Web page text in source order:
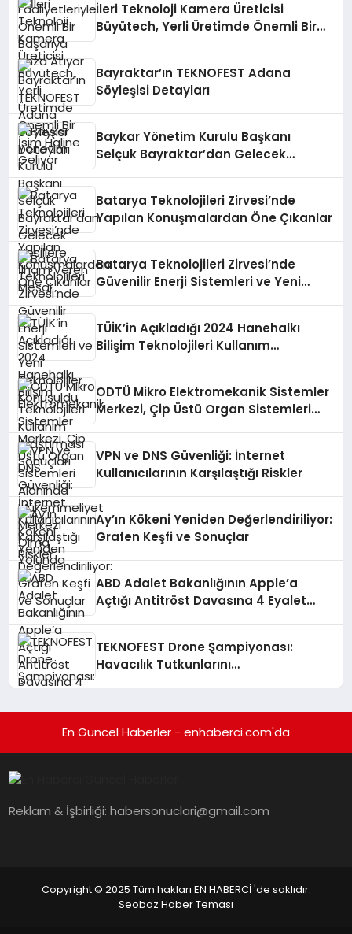
İleri Teknoloji Kamera Üreticisi
Büyütech, Yerli Üretimde Önemli Bir
Bayraktar’ın TEKNOFEST Adana
Söyleşisi Detayları
Baykar Yönetim Kurulu Başkanı
Selçuk Bayraktar’dan Gelecek
Batarya Teknolojileri Zirvesi’nde
Yapılan Konuşmalardan Öne Çıkanlar
Batarya Teknolojileri Zirvesi’nde
Güvenilir Enerji Sistemleri ve Yeni
TÜİK’in Açıkladığı 2024 Hanehalkı
Bilişim Teknolojileri Kullanım
ODTÜ Mikro Elektromekanik Sistemler
Merkezi, Çip Üstü Organ Sistemleri
VPN ve DNS Güvenliği: İnternet
Kullanıcılarının Karşılaştığı Riskler
Ay’ın Kökeni Yeniden Değerlendiriliyor:
Grafen Keşfi ve Sonuçlar
ABD Adalet Bakanlığının Apple’a
Açtığı Antitröst Davasına 4 Eyalet
TEKNOFEST Drone Şampiyonası:
Havacılık Tutkunlarını
En Güncel Haberler - enhaberci.com'da
Reklam & İşbirliği:habersonuclari@gmail.com
Copyright © 2025 Tüm hakları EN HABERCİ 'de saklıdır.
Seobaz Haber Teması